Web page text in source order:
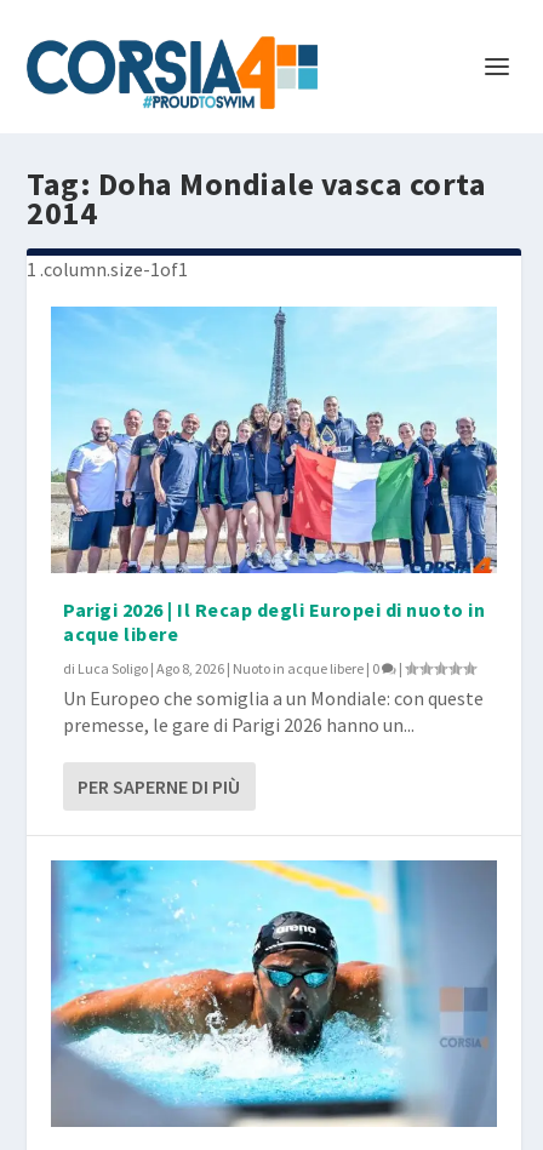
Tag: Doha Mondiale vasca corta
2014
Parigi 2026 | Il Recap degli Europei di nuoto in
acque libere
di Luca Soligo |Ago 8, 2026 | Nuoto in acque libere | 0 |
Un Europeo che somiglia a un Mondiale: con queste
premesse, le gare di Parigi 2026 hanno un...
PER SAPERNE DI PIÙ